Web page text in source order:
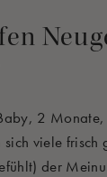
2 Monate,
sich viele frisch
der